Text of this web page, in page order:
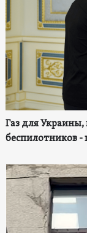
Газ для Украины,
беспилотников -